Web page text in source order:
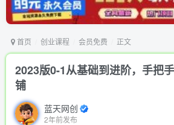
首页 创业课程 会员免费 正文
2023版0-1从基础到进阶，手把
铺
蓝天网创
2年前发布